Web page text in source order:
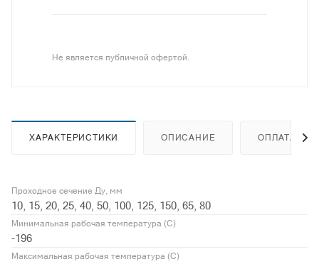
Не является публичной офертой.
ХАРАКТЕРИСТИКИ ОПИСАНИЕ ОПЛАТА
Проходное сечение Ду, мм
10, 15, 20, 25, 40, 50, 100, 125, 150, 65, 80
Минимальная рабочая температура (С)
-196
Максимальная рабочая температура (С)